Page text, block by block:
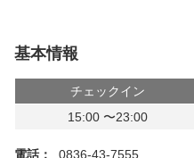
基本情報
チェックイン
15:00 〜23:00
電話： 0836-43-7555